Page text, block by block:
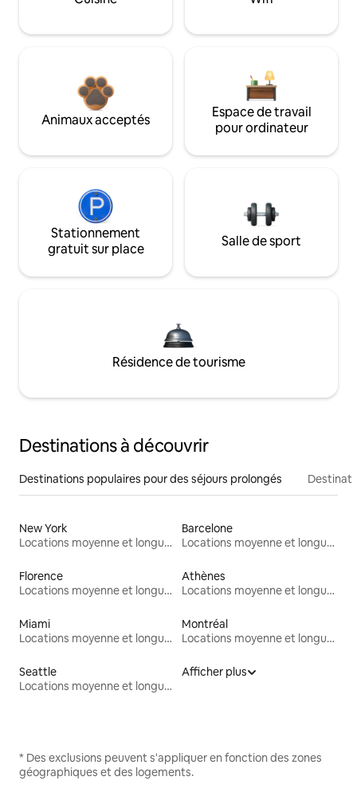
Animaux acceptés
Espace de travail
pour ordinateur
Stationnement
gratuit sur place
Salle de sport
Résidence de tourisme
Destinations à découvrir
Destinations populaires pour des séjours prolongés
New York
Locations moyenne et longue durée
Barcelone
Locations moyenne et longue durée
Florence
Locations moyenne et longue durée
Athènes
Locations moyenne et longue durée
Miami
Locations moyenne et longue durée
Montréal
Locations moyenne et longue durée
Seattle
Locations moyenne et longue durée
Afficher plus
* Des exclusions peuvent s'appliquer en fonction des zones
géographiques et des logements.